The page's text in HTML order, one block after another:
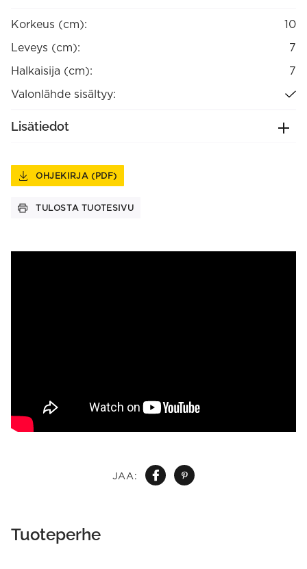
JAA:
Korkeus (cm):
10
Leveys (cm):
7
Halkaisija (cm):
7
Valonlähde sisältyy:
Lisätiedot
OHJEKIRJA (PDF)
TULOSTA TUOTESIVU
Tuoteperhe